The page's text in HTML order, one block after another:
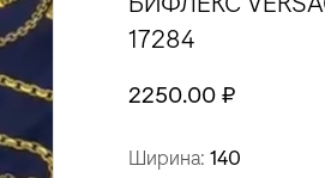
17284
2250.00 ₽
Ширина: 140